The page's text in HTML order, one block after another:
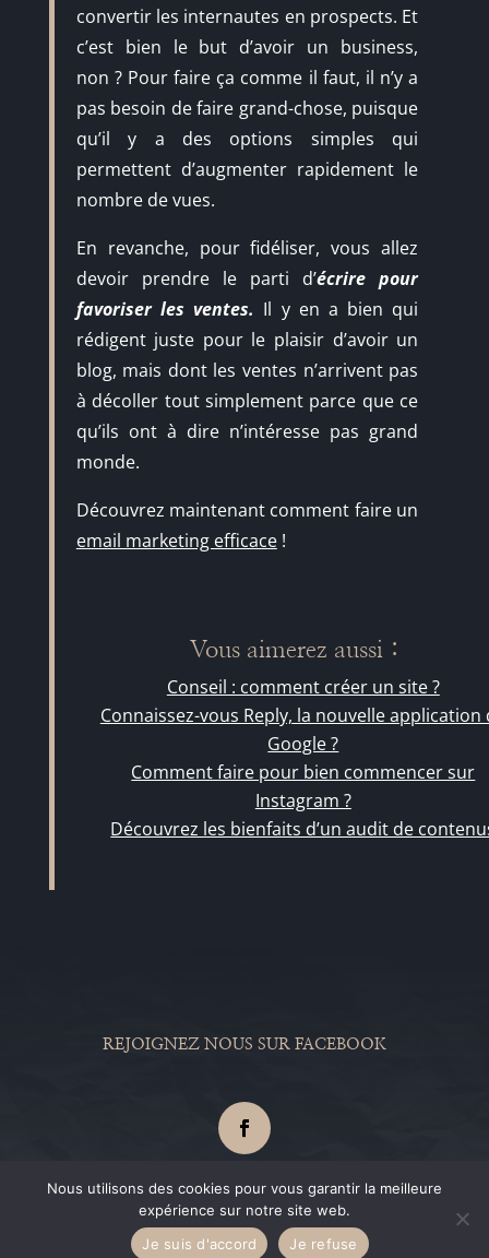
convertir les internautes en prospects. Et
c’est bien le but d’avoir un business,
non ? Pour faire ça comme il faut, il n’y a
pas besoin de faire grand-chose, puisque
qu’il y a des options simples qui
permettent d’augmenter rapidement le
nombre de vues.
En revanche, pour fidéliser, vous allez
devoir prendre le parti d’écrire pour
favoriser les ventes. Il y en a bien qui
rédigent juste pour le plaisir d’avoir un
blog, mais dont les ventes n’arrivent pas
à décoller tout simplement parce que ce
qu’ils ont à dire n’intéresse pas grand
monde.
Découvrez maintenant comment faire un
email marketing efficace!
Vous aimerez aussi :
Conseil : comment créer un site ?
Connaissez-vous Reply, la nouvelle application
Google ?
Comment faire pour bien commencer sur
Instagram ?
Découvrez les bienfaits d’un audit de
REJOIGNEZ NOUS SUR FACEBOOK
Nous utilisons des cookies pour vous garantir la meilleure
expérience sur notre site web.
Je suis d'accord
Je refuse